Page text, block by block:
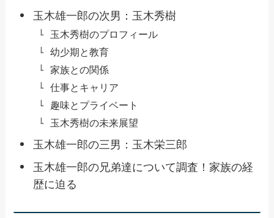
玉木雄一郎の次男：玉木秀樹
玉木秀樹のプロフィール
幼少期と教育
家族との関係
仕事とキャリア
趣味とプライベート
玉木秀樹の未来展望
玉木雄一郎の三男：玉木栄三郎
玉木雄一郎の兄弟達について調査！家族の経
歴に迫る